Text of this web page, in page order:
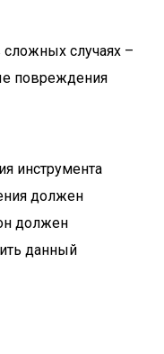
сложных случаях –
повреждения
инструмента
должен
должен
данный